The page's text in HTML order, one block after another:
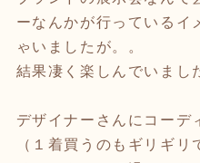
ーなんかが行っているイ
ゃいましたが。。
結果凄く楽しんでいまし
デザイナーさんにコーデ
（１着買うのもギリギリ